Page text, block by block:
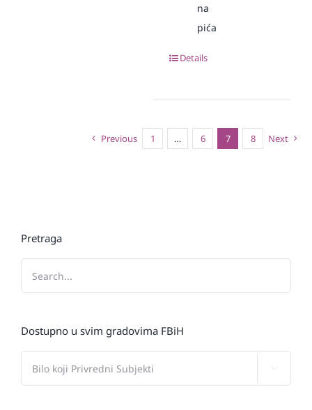
na
pića
Details
Previous 1 … 6 7 8 Next
Pretraga
Dostupno u svim gradovima FBiH